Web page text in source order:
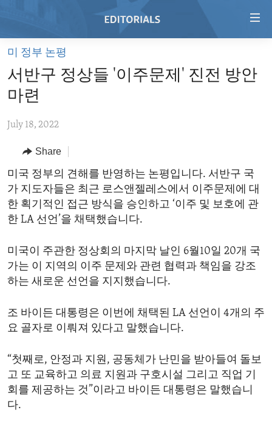
Skip
main
content
to
Navigation
Skip
to
Search
HOME
VIDEO
REGIONS
AFRICA
AMERICAS
ASIA
EUROPE
TOPICS
HUMAN RIGHTS
SECURITY AND DEFENSE
AID AND DEVELOPMENT
ECONOMY AND TRADE
ENVIRONMENT AND HEALTH
ARCHIVE
ABOUT US
미 정부 논평
서반구 정상들 '이주문제' 진전 방안
마련
July 18, 2022
Share
미국 정부의 견해를 반영하는 논평입니다. 서반구 국
가 지도자들은 최근 로스앤젤레스에서 이주문제에 대
한 획기적인 접근 방식을 승인하고 ‘이주 및 보호에 관
한 LA 선언’을 채택했습니다.
미국이 주관한 정상회의 마지막 날인 6월10일 20개 국
가는 이 지역의 이주 문제와 관련 협력과 책임을 강조
하는 새로운 선언을 지지했습니다.
조 바이든 대통령은 이번에 채택된 LA 선언이 4개의 주
요 골자로 이뤄져 있다고 말했습니다.
“첫째로, 안정과 지원, 공동체가 난민을 받아들여 돌보
고 또 교육하고 의료 지원과 구호시설 그리고 직업 기
회를 제공하는 것”이라고 바이든 대통령은 말했습니
다.